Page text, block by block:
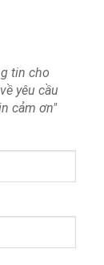
chưa ổn
nhé
sẽ
nhanh
tin cho
yêu cầu
cảm ơn"